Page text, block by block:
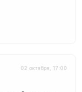
02 октября, 17:00